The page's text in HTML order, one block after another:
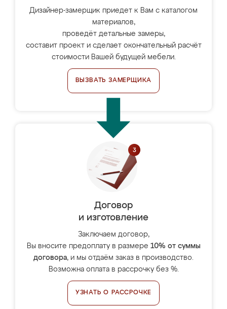
Дизайнер-замерщик приедет к Вам с каталогом
материалов,
проведёт детальные замеры,
составит проект и сделает окончательный расчёт
стоимости Вашей будущей мебели.
ВЫЗВАТЬ ЗАМЕРЩИКА
Договор
и изготовление
Заключаем договор,
Вы вносите предоплату в размере 10% от суммы
договора, и мы отдаём заказ в производство.
Возможна оплата в рассрочку без %.
УЗНАТЬ О РАССРОЧКЕ